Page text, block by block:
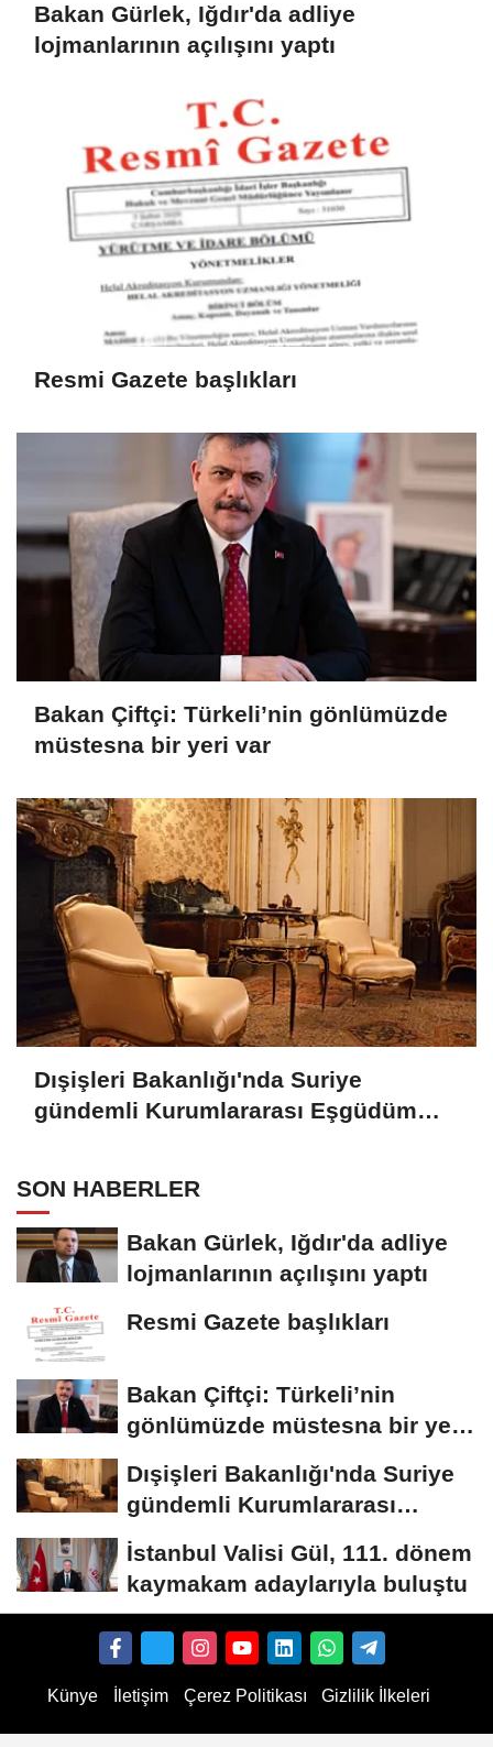
Bakan Gürlek, Iğdır'da adliye
lojmanlarının açılışını yaptı
Resmi Gazete başlıkları
Bakan Çiftçi: Türkeli’nin gönlümüzde
müstesna bir yeri var
Dışişleri Bakanlığı'nda Suriye
gündemli Kurumlararası Eşgüdüm
SON HABERLER
Bakan Gürlek, Iğdır'da adliye
lojmanlarının açılışını yaptı
Resmi Gazete başlıkları
Bakan Çiftçi: Türkeli’nin
gönlümüzde müstesna bir yeri
Dışişleri Bakanlığı'nda Suriye
gündemli Kurumlararası
Eşgüdüm...
İstanbul Valisi Gül, 111. dönem
kaymakam adaylarıyla buluştu
Künye İletişim Çerez Politikası Gizlilik İlkeleri
kaufen TikTok Follower kaufen Instagram Likes kaufen TikTok Likes kaufen Deutsche